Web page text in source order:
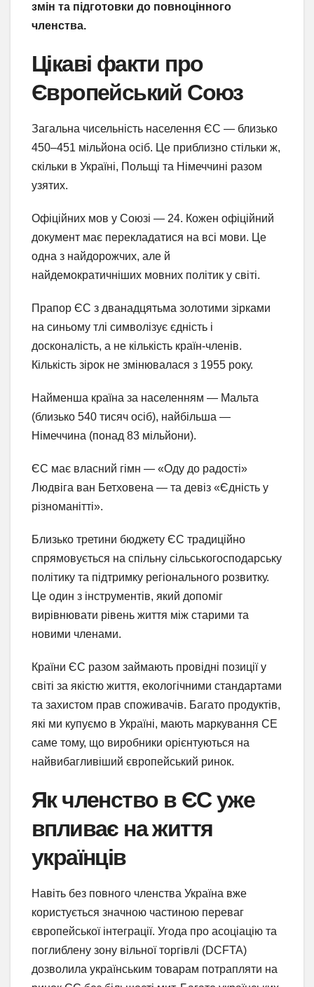
змін та підготовки до повноцінного
членства.
Цікаві факти про
Європейський Союз
Загальна чисельність населення ЄС — близько
450–451 мільйона осіб. Це приблизно стільки ж,
скільки в Україні, Польщі та Німеччині разом
узятих.
Офіційних мов у Союзі — 24. Кожен офіційний
документ має перекладатися на всі мови. Це
одна з найдорожчих, але й
найдемократичніших мовних політик у світі.
Прапор ЄС з дванадцятьма золотими зірками
на синьому тлі символізує єдність і
досконалість, а не кількість країн-членів.
Кількість зірок не змінювалася з 1955 року.
Найменша країна за населенням — Мальта
(близько 540 тисяч осіб), найбільша —
Німеччина (понад 83 мільйони).
ЄС має власний гімн — «Оду до радості»
Людвіга ван Бетховена — та девіз «Єдність у
різноманітті».
Близько третини бюджету ЄС традиційно
спрямовується на спільну сільськогосподарську
політику та підтримку регіонального розвитку.
Це один з інструментів, який допоміг
вирівнювати рівень життя між старими та
новими членами.
Країни ЄС разом займають провідні позиції у
світі за якістю життя, екологічними стандартами
та захистом прав споживачів. Багато продуктів,
які ми купуємо в Україні, мають маркування CE
саме тому, що виробники орієнтуються на
найвибагливіший європейський ринок.
Як членство в ЄС уже
впливає на життя
українців
Навіть без повного членства Україна вже
користується значною частиною переваг
європейської інтеграції. Угода про асоціацію та
поглиблену зону вільної торгівлі (DCFTA)
дозволила українським товарам потрапляти на